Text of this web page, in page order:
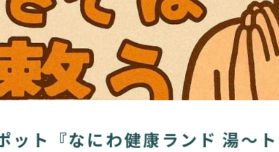
ット『なにわ健康ランド 湯〜ト